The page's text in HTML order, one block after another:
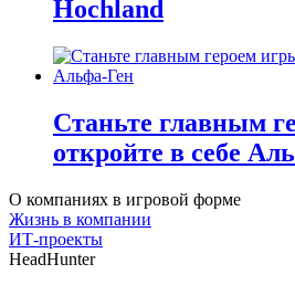
Hochland
Станьте главным
откройте в себе
О компаниях в игровой форме
Жизнь в компании
ИТ-проекты
HeadHunter